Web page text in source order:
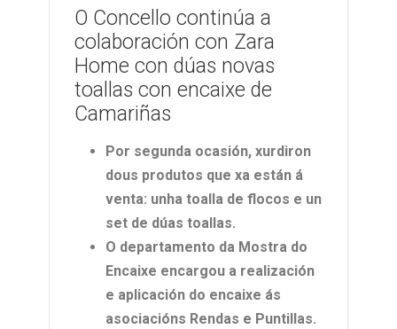
O Concello continúa a
colaboración con Zara
Home con dúas novas
toallas con encaixe de
Camariñas
Por segunda ocasión, xurdiron
dous produtos que xa están á
venta: unha toalla de flocos e un
set de dúas toallas.
O departamento da Mostra do
Encaixe encargou a realización
e aplicación do encaixe ás
asociacións Rendas e Puntillas.